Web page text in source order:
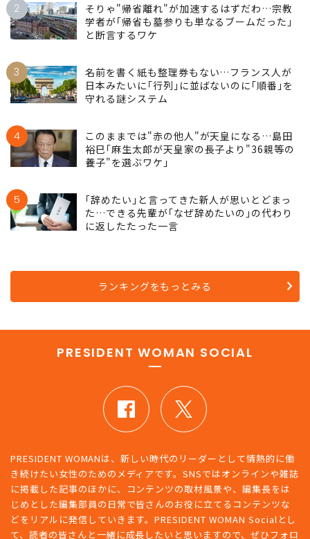
2
そりゃ"帰省離れ"が加速するはずだわ…宗教
学者が｢帰省も墓参りも単なるブームだった｣
と断言するワケ
3
名前を書く紙も整理券もない…フランス人が
日本みたいに｢行列｣に並ばないのに｢順番｣を
守れる謎システム
4
このままでは"赤の他人"が天皇になる…島田
裕巳｢麻生太郎が天皇家の長子より"36親等の
養子"を選ぶワケ｣
5
｢辞めたい｣と言ってきた新人が思いとどまっ
た…できる先輩が｢なぜ辞めたいの｣の代わり
に返したたった一言
ランキングをもっとみる
PRESIDENT WOMAN SOCIAL
PRESIDENT WOMANは、新しい時代のリーダーとして情熱的に働
き続けたい女性のためのメディアです。SNSではオンラインや雑誌
に掲載した記事のほかに、コンテンツの取材風景や、編集長をは
じめとした編集部員の日常で皆さんのお役に立てるコンテンツな
どをリアルに発信していきます。PRESIDENT WOMAN Socialとし
て、読者の皆さんと一緒に成長したいと思いますので、ぜひフォロ